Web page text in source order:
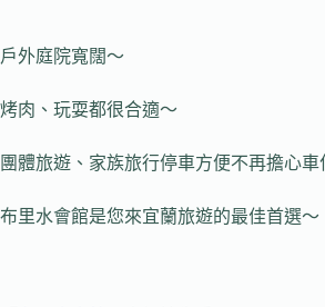
戶外庭院寬闊～
烤肉、玩耍都很合適～
團體旅遊、家族旅行停車方便不再擔心車
布里水會館是您來宜蘭旅遊的最佳首選～